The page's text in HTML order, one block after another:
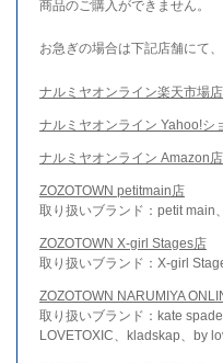
商品のご購入ができません。
お急ぎの場合は下記店舗にて
ナルミヤオンライン楽天市場店
ナルミヤオンライン Yahoo!シ
ナルミヤオンライン Amazon店
ZOZOTOWN petitmain店
取り扱いブランド：petit main
ZOZOTOWN X-girl Stages店
取り扱いブランド：X-girl
ZOZOTOWN NARUMIYA
取り扱いブランド：kate
LOVETOXIC、kladskap、by